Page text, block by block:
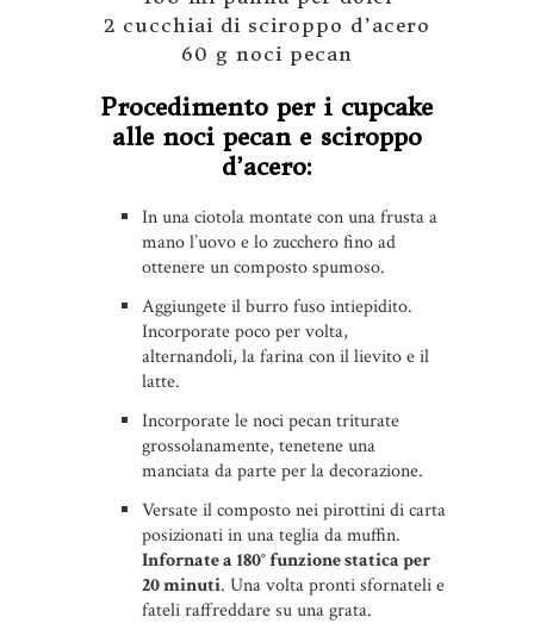
2 cucchiai di sciroppo d’acero
60 g noci pecan
Procedimento per i cupcake
alle noci pecan e sciroppo
d’acero:
In una ciotola montate con una frusta a
mano l’uovo e lo zucchero fino ad
ottenere un composto spumoso.
Aggiungete il burro fuso intiepidito.
Incorporate poco per volta,
alternandoli, la farina con il lievito e il
latte.
Incorporate le noci pecan triturate
grossolanamente, tenetene una
manciata da parte per la decorazione.
Versate il composto nei pirottini di carta
posizionati in una teglia da muffin.
Infornate a 180° funzione statica per
20 minuti. Una volta pronti sfornateli e
fateli raffreddare su una grata.